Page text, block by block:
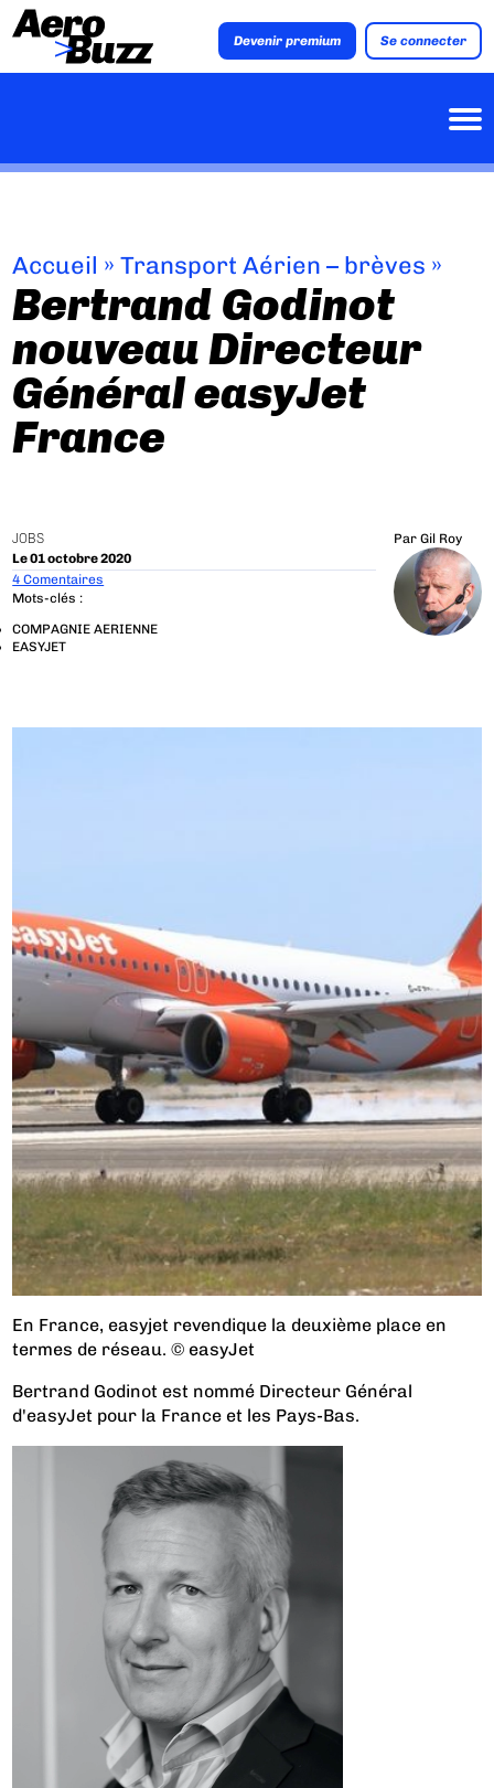
Devenir premium Se connecter
Accueil »Transport Aérien – brèves »
Bertrand Godinot
nouveau Directeur
Général easyJet
France
JOBS
Le 01 octobre 2020
Par Gil Roy
4 Comentaires
Mots-clés :
COMPAGNIE AERIENNE
EASYJET
En France, easyjet revendique la deuxième place en
termes de réseau. © easyJet
Bertrand Godinot est nommé Directeur Général
d'easyJet pour la France et les Pays-Bas.